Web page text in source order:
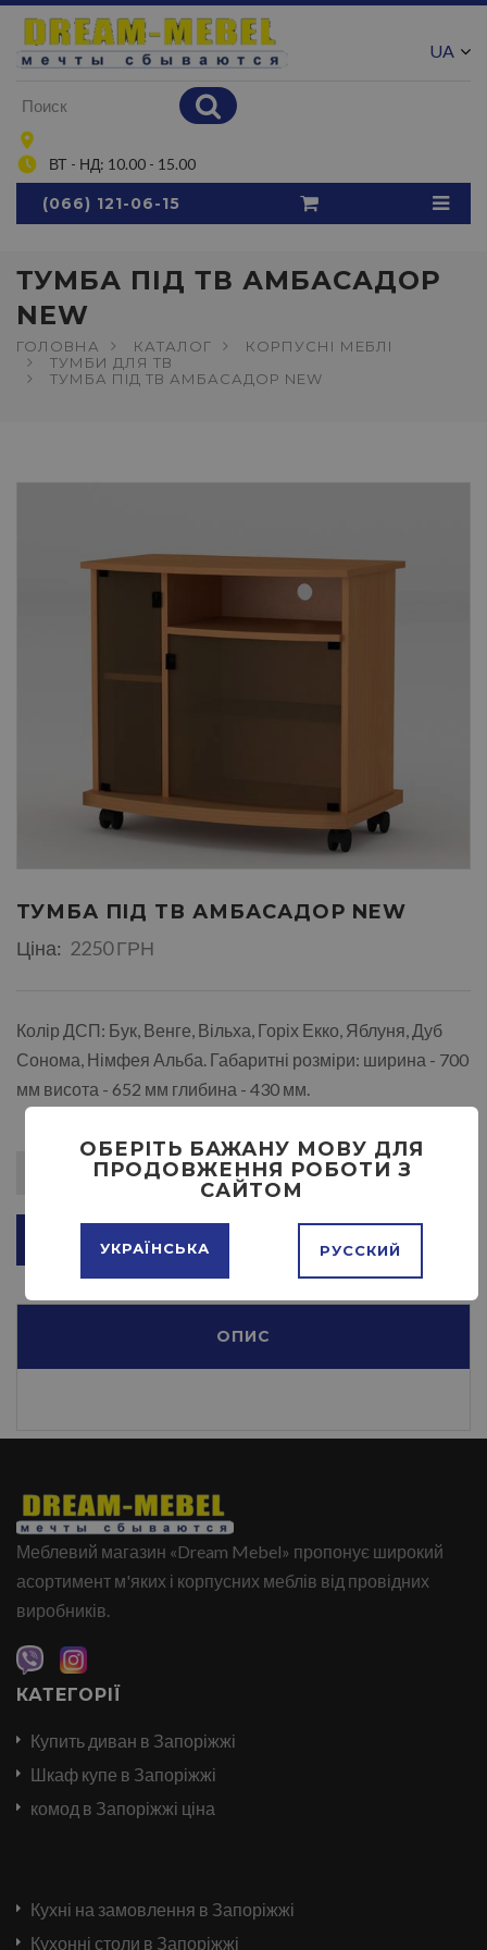
ВТ - НД: 10.00 - 15.00
UA
(066) 121-06-15
ТУМБА ПIД ТВ АМБАСАДОР
NEW
ГОЛОВНА КАТАЛОГ
КОРПУСНІ МЕБЛІ
ТУМБИ ДЛЯ ТВ
ТУМБА ПIД ТВ АМБАСАДОР NEW
ТУМБА ПIД ТВ АМБАСАДОР NEW
Ціна: 2250 ГРН
Колір ДСП: Бук, Венге, Вільха, Горіх Екко, Яблуня, Дуб
Сонома, Німфея Альба. Габаритні розміри: ширина - 700
мм висота - 652 мм глибина - 430 мм.
ДОДАТИ В КОШИК
ОПИС
Меблевий магазин «Dream Mebel» пропонує широкий
асортимент м'яких і корпусних меблів від провідних
виробників.
КАТЕГОРІЇ
Купить диван в Запоріжжі
Шкаф купе в Запоріжжі
комод в Запоріжжі ціна
Кухні на замовлення в Запоріжжі
Кухонні столи в Запоріжжі
ОБЕРІТЬ БАЖАНУ МОВУ ДЛЯ
ПРОДОВЖЕННЯ РОБОТИ З
САЙТОМ
УКРАЇНСЬКА РУССКИЙ